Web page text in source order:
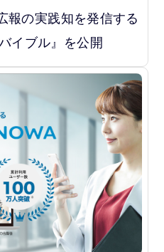
報の実践知を発信する
イブル』を公開